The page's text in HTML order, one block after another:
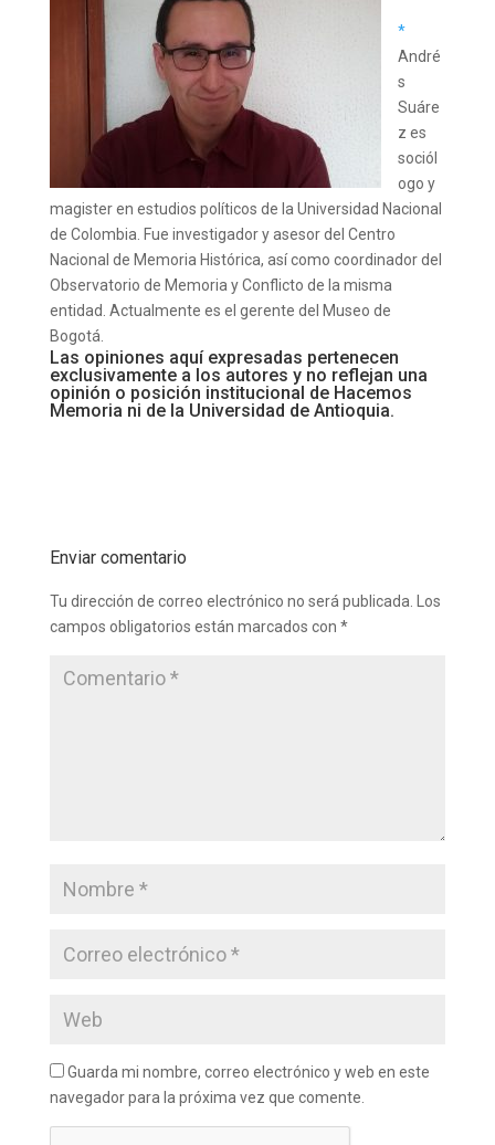
*
André
s
Suáre
z es
sociól
ogo y
magister en estudios políticos de la Universidad Nacional
de Colombia. Fue investigador y asesor del Centro
Nacional de Memoria Histórica, así como coordinador del
Observatorio de Memoria y Conflicto de la misma
entidad. Actualmente es el gerente del Museo de
Bogotá.
Las opiniones aquí expresadas pertenecen
exclusivamente a los autores y no reflejan una
opinión o posición institucional de Hacemos
Memoria ni de la Universidad de Antioquia.
Enviar comentario
Tu dirección de correo electrónico no será publicada.
Los
campos obligatorios están marcados con *
Guarda mi nombre, correo electrónico y web en este
navegador para la próxima vez que comente.